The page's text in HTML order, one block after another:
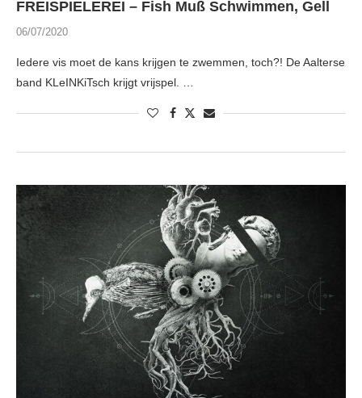
FREISPIELEREI – Fish Muß Schwimmen, Gell
06/07/2020
Iedere vis moet de kans krijgen te zwemmen, toch?! De Aalterse
band KLeINKiTsch krijgt vrijspel. …